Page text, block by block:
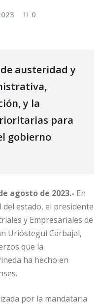
0
austeridad y
y la
para
gobierno
agosto de 2023.- En
estado, el presidente
y Empresariales de
Urióstegui Carbajal,
que la
ha hecho en
por la mandataria